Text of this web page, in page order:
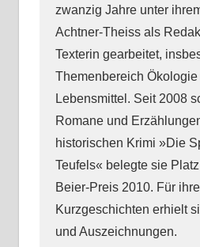
zwanzig Jahre unter
Achtner-Theiss als
Texterin gearbeitet,
Themenbereich
Lebensmittel. Seit 2008
Romane und
historischen Krimi »Die
Teufels« belegte sie
Beier-Preis 2010. Für
Kurzgeschichten erhielt
und Auszeichnungen.